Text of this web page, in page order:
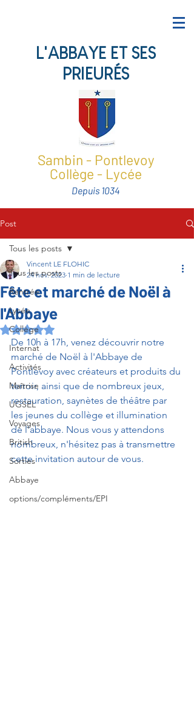
L'ABBAYE ET SES
PRIEURÉS
Sambin - Pontlevoy
Collège - Lycée
Depuis 1034
Post
Tous les posts
Rentrée
Lycée
Collège
Internat
Activités
Maîtrise
UGSEL
Voyages
British
Sorties
Abbaye
options/compléments/EPI
Tous les posts
Fête et marché de Noël à
l'Abbaye
Vincent LE FLOHIC
24 nov. 2023 1 min de lecture
Noté NaN étoiles sur 5.
De 10h à 17h, venez découvrir notre
marché de Noël à l'Abbaye de
Pontlevoy avec créateurs et produits du
terroir, ainsi que de nombreux jeux,
restauration, saynètes de théâtre par
les jeunes du collège et illumination
de l'abbaye. Nous vous y attendons
nombreux, n'hésitez pas à transmettre
cette invitation autour de vous.